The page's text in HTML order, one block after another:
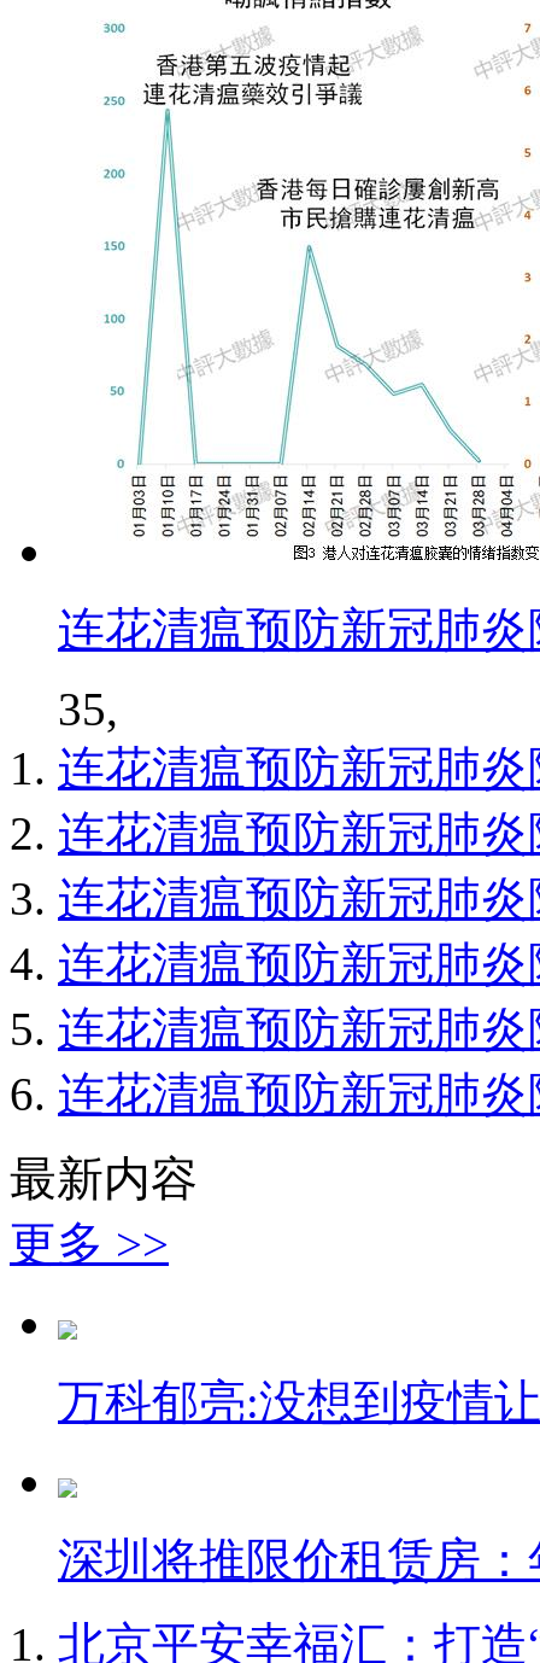
连花清瘟预防新冠肺
35,
连花清瘟预防新冠肺
连花清瘟预防新冠肺
连花清瘟预防新冠肺
连花清瘟预防新冠肺
连花清瘟预防新冠肺
连花清瘟预防新冠肺
最新内容
更多 >>
万科郁亮:没想到疫情
深圳将推限价租赁房
北京平安幸福汇：打